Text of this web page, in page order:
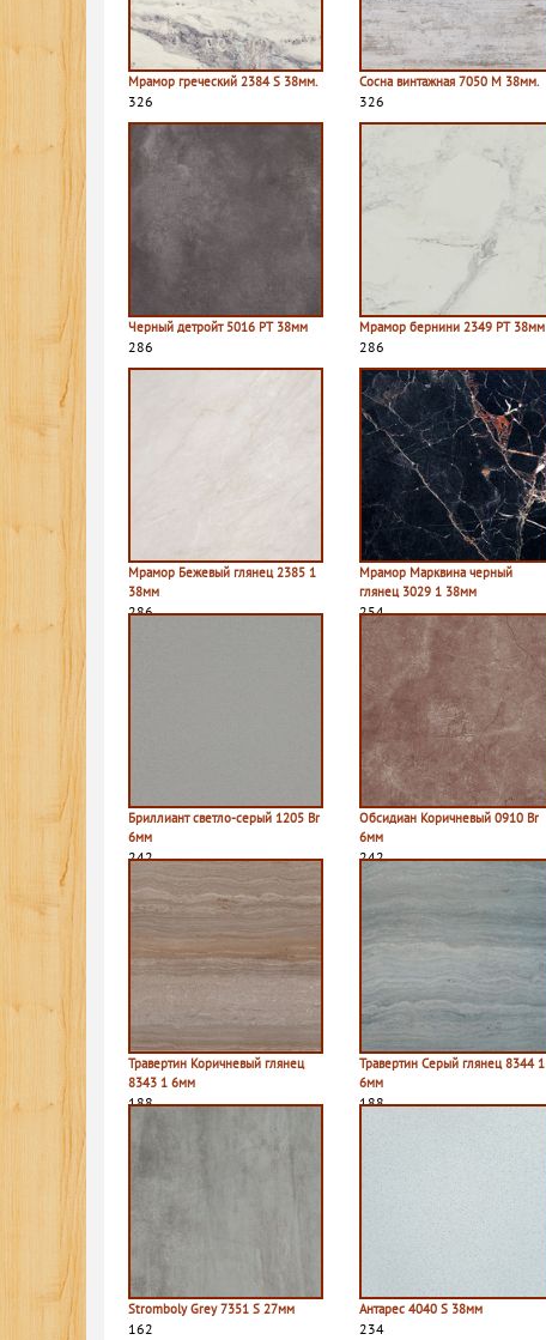
Мрамор греческий 2384 S 38мм.
326
Сосна винтажная 7050 M 38мм.
326
Черный детройт 5016 PT 38мм
286
Мрамор бернини 2349 PT 38мм
286
Мрамор Бежевый глянец 2385 1
38мм
286
Мрамор Марквина черный
глянец 3029 1 38мм
254
Бриллиант светло-серый 1205 Br
6мм
242
Обсидиан Коричневый 0910 Br
6мм
242
Травертин Коричневый глянец
8343 1 6мм
188
Травертин Серый глянец 8344 1
6мм
188
Stromboly Grey 7351 S 27мм
162
Антарес 4040 S 38мм
234